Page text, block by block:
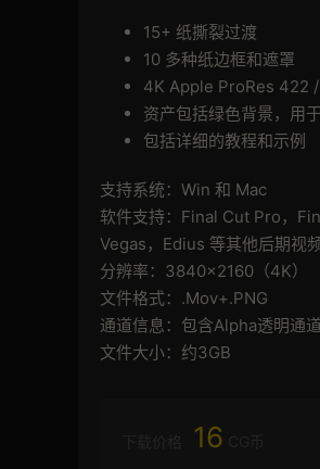
15+ 纸撕裂过渡
10 多种纸边框和遮罩
4K Apple ProRes 422
资产包括绿色背景，用
包括详细的教程和示例
支持系统：Win 和 Mac
软件支持：Final Cut Pro，
Vegas，Edius 等其他后期视
分辨率：3840×2160（4K）
文件格式：.Mov+.PNG
通道信息：包含Alpha透明通道
文件大小：约3GB
16